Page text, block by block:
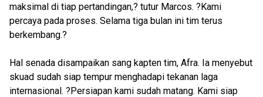
maksimal di tiap pertandingan,? tutur Marcos. ?Kami
percaya pada proses. Selama tiga bulan ini tim terus
berkembang.?
Hal senada disampaikan sang kapten tim, Afra. Ia menyebut
skuad sudah siap tempur menghadapi tekanan laga
internasional. ?Persiapan kami sudah matang. Kami siap